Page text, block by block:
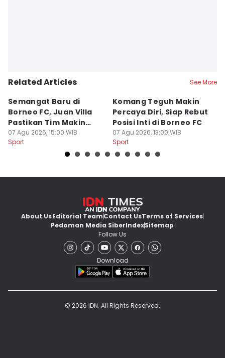
Related Articles See More
Semangat Baru di
Borneo FC, Juan Villa
Pastikan Tim Makin
Kompak
07 Agu 2026, 15:00 WIB
Sport
Komang Teguh Makin
Percaya Diri, Siap Rebut
Posisi Inti di Borneo FC
07 Agu 2026, 13:00 WIB
Sport
About UsEditorial TeamContact UsTerms of Services
Pedoman Media SiberIndexSitemap
Follow Us
Download
© 2026 IDN. All Rights Reserved.